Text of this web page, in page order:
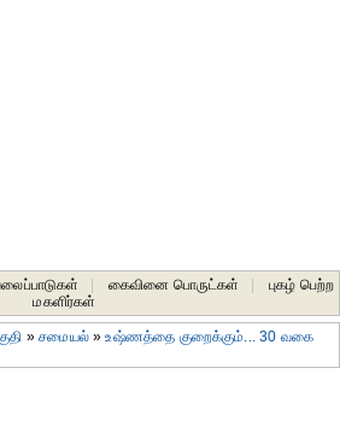
கைவினை பொருட்கள்
புகழ் பெற்ற
மகளிர்கள்
»சமையல்»உஷ்ணத்தை குறைக்கும்... 30 வகை